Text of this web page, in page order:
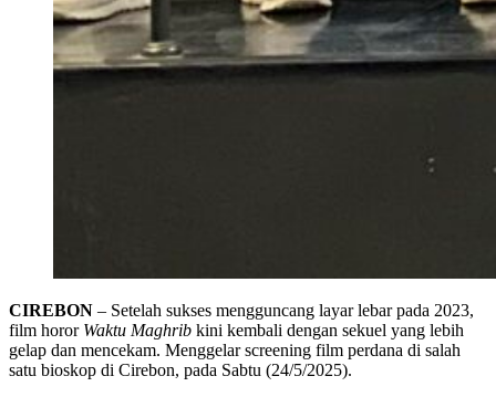
CIREBON – Setelah sukses mengguncang layar lebar pada 2023,
film horor Waktu Maghrib kini kembali dengan sekuel yang lebih
gelap dan mencekam. Menggelar screening film perdana di salah
satu bioskop di Cirebon, pada Sabtu (24/5/2025).